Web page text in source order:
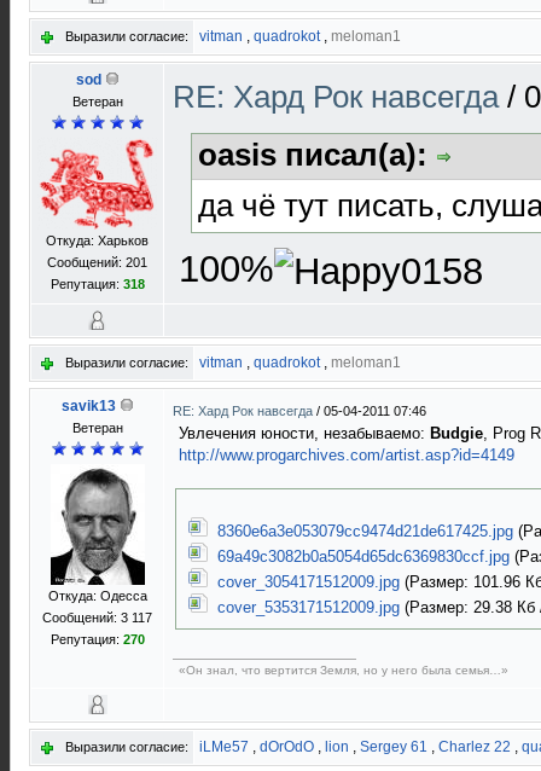
Выразили согласие: vitman , quadrokot, meloman1
sod
Ветеран
Откуда: Харьков
Сообщений: 201
Репутация: 318
RE: Хард Рок навсегда /
oasis писал(а):
да чё тут писать,
100%
Выразили согласие: vitman , quadrokot, meloman1
savik13
Ветеран
Откуда: Одесса
Сообщений: 3 117
Репутация: 270
RE: Хард Рок навсегда / 05-04-2011 07:46
Увлечения юности, незабываемо: Budgie, Prog
http://www.progarchives.com/artist.asp?id=4149
8360e6a3e053079cc9474d21de617425.jpg
69a49c3082b0a5054d65dc6369830ccf.jpg
cover_3054171512009.jpg(Размер: 101.96
cover_5353171512009.jpg(Размер: 29.38 Кб
«Он знал, что вертится Земля, но у него была семья…»
Выразили согласие: iLMe57 , dOrOdO , lion , Sergey 61 , Charlez 22 ,